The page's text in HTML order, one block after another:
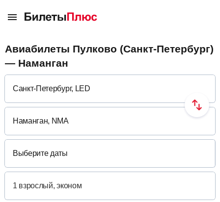
Авиабилеты Пулково (Санкт-Петербург)
— Наманган
Выберите даты